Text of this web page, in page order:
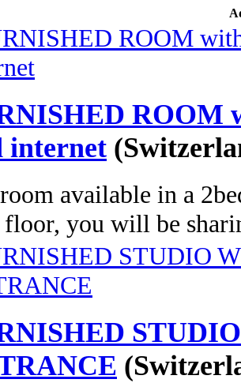
ROOM
internet
available in a
you will be